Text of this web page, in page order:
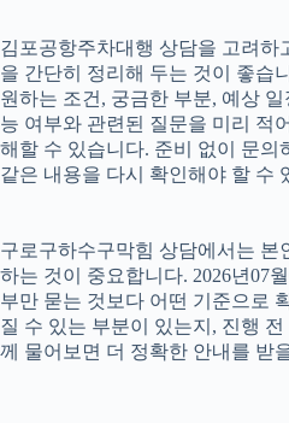
김포공항주차대행 상담을 고려하
을 간단히 정리해 두는 것이 좋습
원하는 조건, 궁금한 부분, 예상
능 여부와 관련된 질문을 미리 적
해할 수 있습니다. 준비 없이 문
같은 내용을 다시 확인해야 할 수
구로구하수구막힘 상담에서는 본
하는 것이 중요합니다. 2026년07
부만 묻는 것보다 어떤 기준으로
질 수 있는 부분이 있는지, 진행
께 물어보면 더 정확한 안내를 받